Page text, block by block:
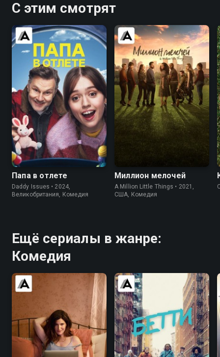
С этим смотрят
6.9 6.8
Папа в отлете
Daddy Issues • 2024,
Великобритания, Комедия
7.9
Миллион мелочей
A Million Little Things • 2021,
США, Комедия
Ещё сериалы в жанре:
Комедия